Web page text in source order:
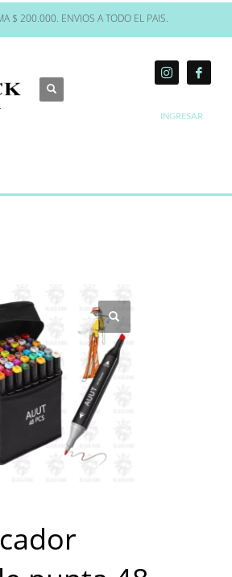
$ 200.000. ENVIOS A TODO EL PAIS.
INGRESAR